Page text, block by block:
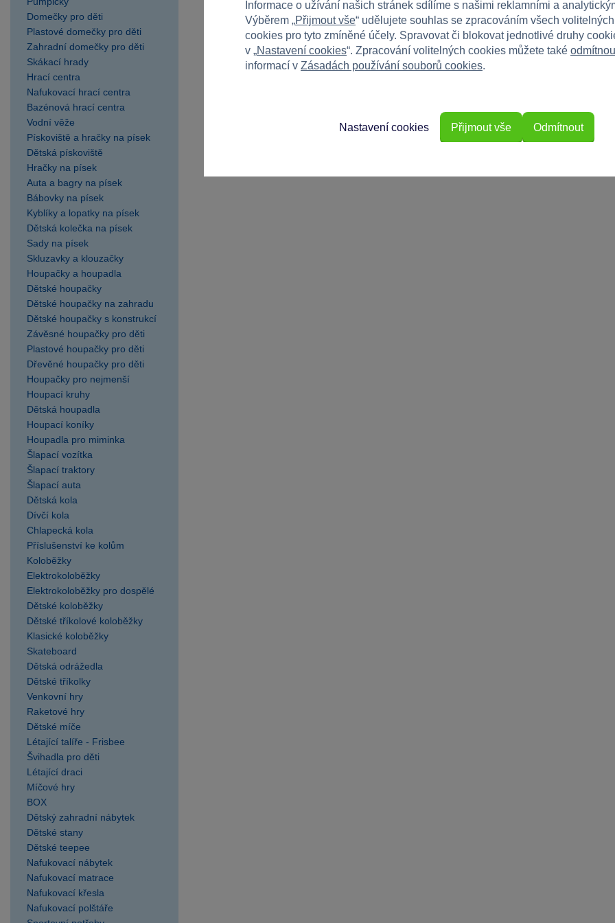
Domečky pro děti
Plastové domečky pro děti
Zahradní domečky pro děti
Skákací hrady
Hrací centra
Nafukovací hrací centra
Bazénová hrací centra
Vodní věže
Pískoviště a hračky na písek
Dětská pískoviště
Hračky na písek
Auta a bagry na písek
Bábovky na písek
Kyblíky a lopatky na písek
Dětská kolečka na písek
Sady na písek
Skluzavky a klouzačky
Houpačky a houpadla
Dětské houpačky
Dětské houpačky na zahradu
Dětské houpačky s konstrukcí
Závěsné houpačky pro děti
Plastové houpačky pro děti
Dřevěné houpačky pro děti
Houpačky pro nejmenší
Houpací kruhy
Dětská houpadla
Houpací koníky
Houpadla pro miminka
Šlapací vozítka
Šlapací traktory
Šlapací auta
Dětská kola
Dívčí kola
Chlapecká kola
Příslušenství ke kolům
Koloběžky
Elektrokoloběžky
Elektrokoloběžky pro dospělé
Dětské koloběžky
Dětské tříkolové koloběžky
Klasické koloběžky
Skateboard
Dětská odrážedla
Dětské tříkolky
Venkovní hry
Raketové hry
Dětské míče
Létající talíře - Frisbee
Švihadla pro děti
Létající draci
Míčové hry
BOX
Dětský zahradní nábytek
Dětské stany
Dětské teepee
Nafukovací nábytek
Nafukovací matrace
Nafukovací křesla
Nafukovací polštáře
Informace o užívání našich stránek sdílíme s našimi reklamními a
Výběrem „Přijmout vše“ udělujete souhlas se zpracováním všech
cookies pro tyto zmíněné účely. Spravovat či blokovat jednotlivé druhy
v „Nastavení cookies“. Zpracování volitelných cookies můžete také
informací v Zásadách používání souborů cookies.
Odmítnout
Nastavení cookies Přijmout vše